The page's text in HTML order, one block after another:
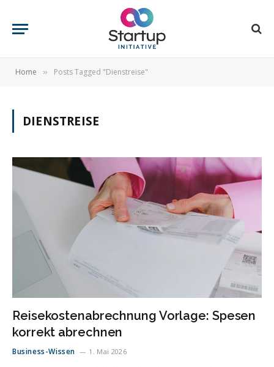
Home » Posts Tagged "Dienstreise"
DIENSTREISE
Reisekostenabrechnung Vorlage: Spesen
korrekt abrechnen
Business-Wissen 1. Mai 2026